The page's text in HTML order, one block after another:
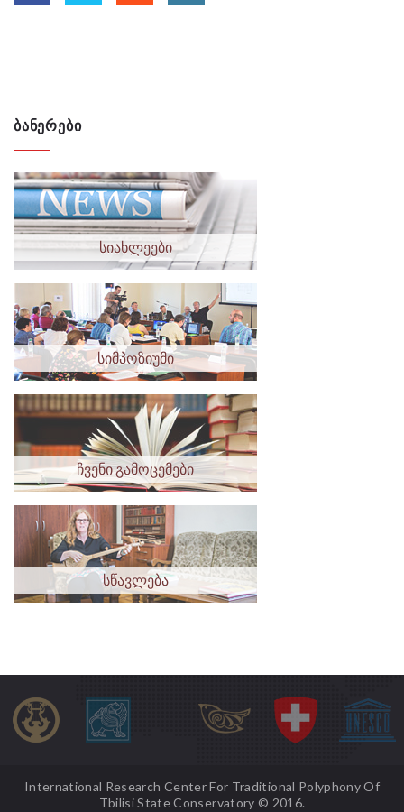
ᲑᲐᲜᲔᲠᲔᲑᲘ
სიახლეები
სიმპოზიუმი
ჩვენი გამოცემები
სწავლება
International Research Center For Traditional Polyphony Of
Tbilisi State Conservatory © 2016.